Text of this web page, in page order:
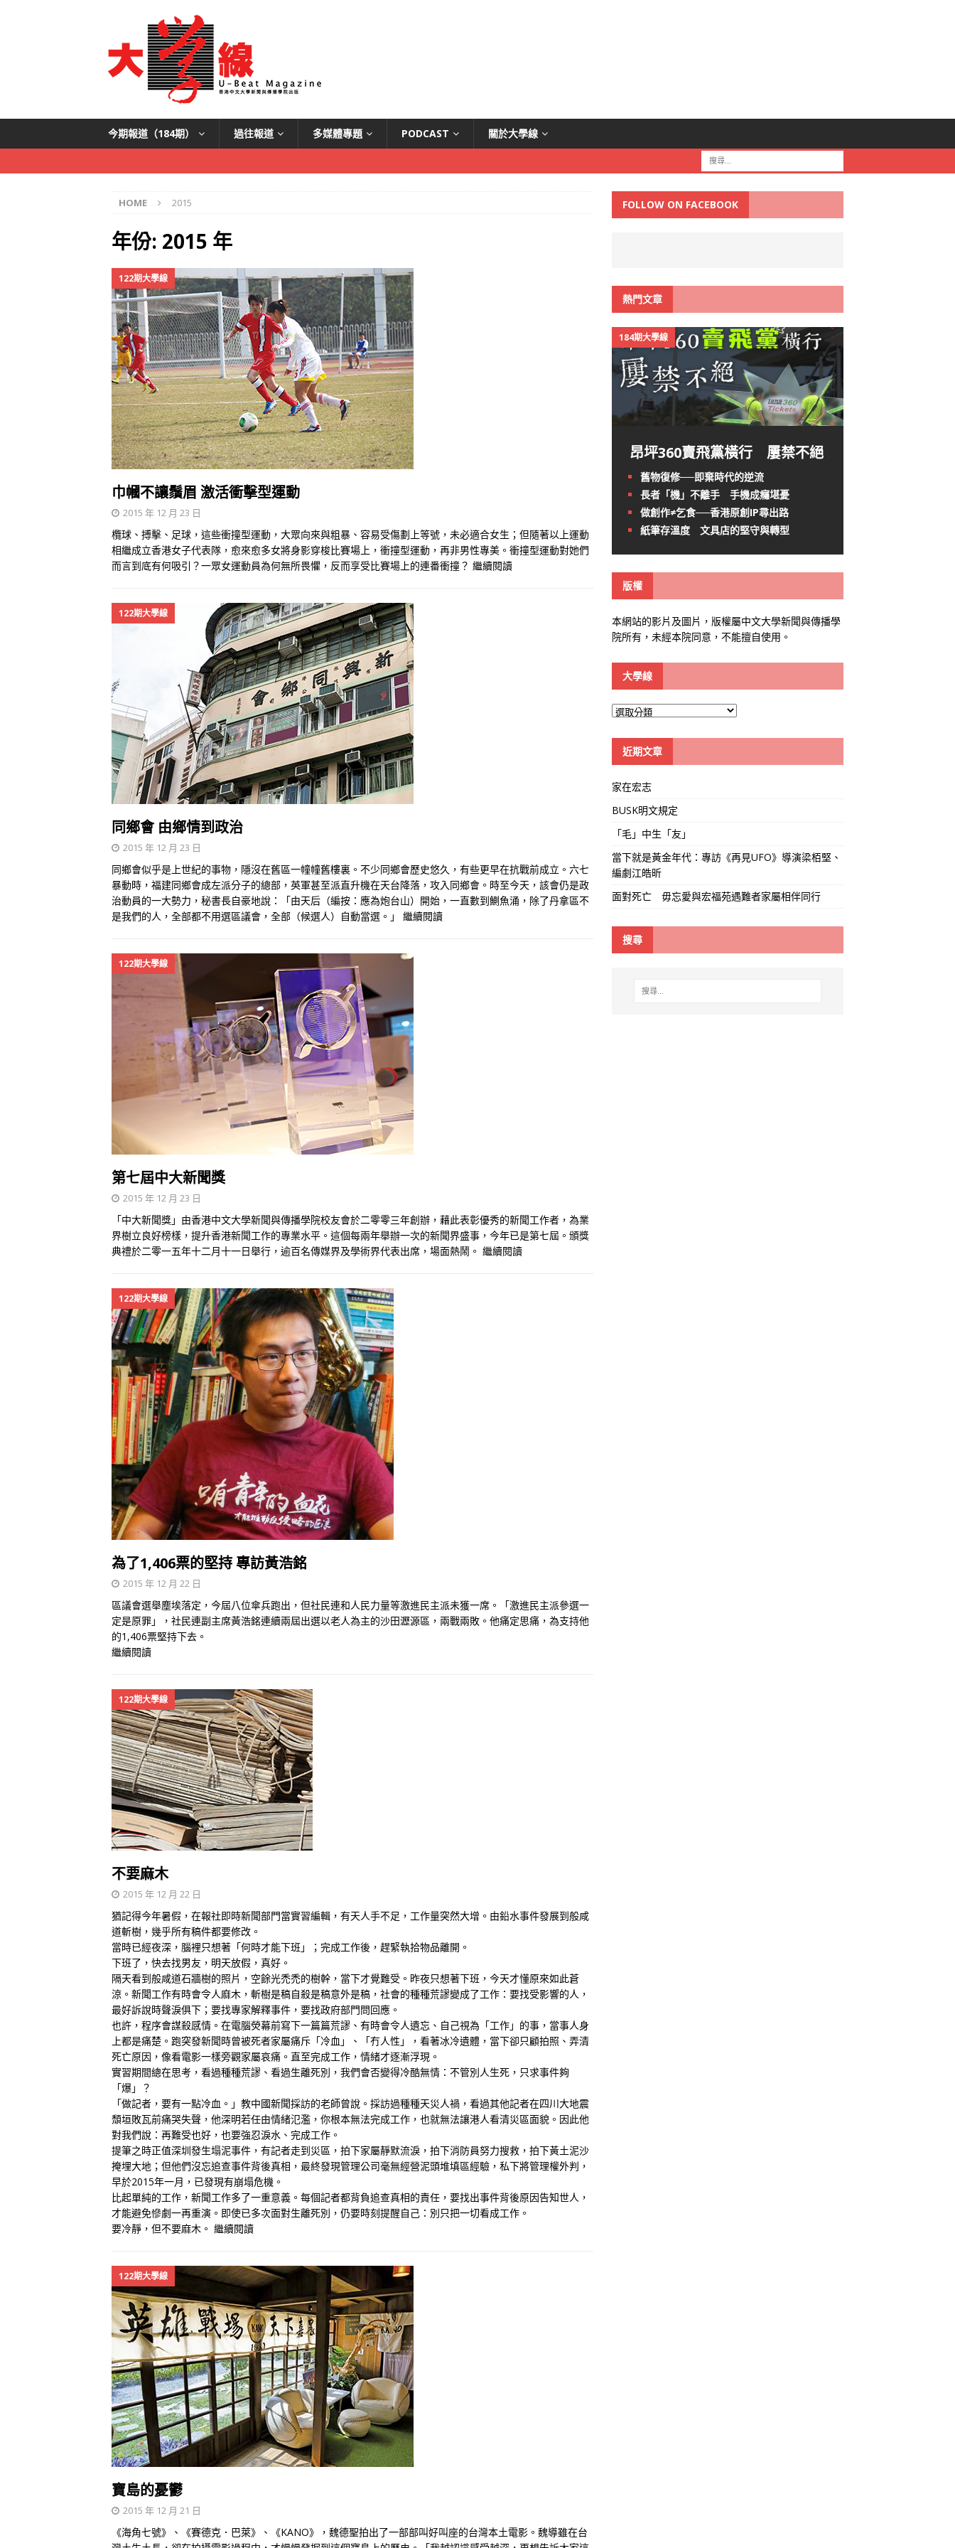
今期報道（184期） 過往報道 多媒體專題 PODCAST 關於大學線
HOME 2015
年份: 2015 年
122期大學線
巾幗不讓鬚眉 激活衝擊型運動
2015 年 12 月 23 日
欖球、搏擊、足球，這些衝撞型運動，大眾向來與粗暴、容易受傷劃上等號，未必適合女生；但隨著以上運動
相繼成立香港女子代表隊，愈來愈多女將身影穿梭比賽場上，衝撞型運動，再非男性專美。衝撞型運動對她們
而言到底有何吸引？一眾女運動員為何無所畏懼，反而享受比賽場上的連番衝撞？ 繼續閱讀
122期大學線
同鄉會 由鄉情到政治
2015 年 12 月 23 日
同鄉會似乎是上世紀的事物，隱沒在舊區一幢幢舊樓裏。不少同鄉會歷史悠久，有些更早在抗戰前成立。六七
暴動時，福建同鄉會成左派分子的總部，英軍甚至派直升機在天台降落，攻入同鄉會。時至今天，該會仍是政
治動員的一大勢力，秘書長自豪地說：「由天后（編按：應為炮台山）開始，一直數到鰂魚涌，除了丹拿區不
是我們的人，全部都不用選區議會，全部（候選人）自動當選。」 繼續閱讀
122期大學線
第七屆中大新聞獎
2015 年 12 月 23 日
「中大新聞獎」由香港中文大學新聞與傳播學院校友會於二零零三年創辦，藉此表彰優秀的新聞工作者，為業
界樹立良好榜樣，提升香港新聞工作的專業水平。這個每兩年舉辦一次的新聞界盛事，今年已是第七屆。頒獎
典禮於二零一五年十二月十一日舉行，逾百名傳媒界及學術界代表出席，場面熱鬧。 繼續閱讀
122期大學線
為了1,406票的堅持 專訪黃浩銘
2015 年 12 月 22 日
區議會選舉塵埃落定，今屆八位傘兵跑出，但社民連和人民力量等激進民主派未獲一席。「激進民主派參選一
定是原罪」，社民連副主席黃浩銘連續兩屆出選以老人為主的沙田瀝源區，兩戰兩敗。他痛定思痛，為支持他
的1,406票堅持下去。
繼續閱讀
122期大學線
不要麻木
2015 年 12 月 22 日
猶記得今年暑假，在報社即時新聞部門當實習編輯，有天人手不足，工作量突然大增。由鉛水事件發展到般咸
道斬樹，幾乎所有稿件都要修改。
當時已經夜深，腦裡只想著「何時才能下班」；完成工作後，趕緊執拾物品離開。
下班了，快去找男友，明天放假，真好。
隔天看到般咸道石牆樹的照片，空餘光禿禿的樹幹，當下才覺難受。昨夜只想著下班，今天才懂原來如此蒼
涼。新聞工作有時會令人麻木，斬樹是稿自殺是稿意外是稿，社會的種種荒謬變成了工作：要找受影響的人，
最好訴說時聲淚俱下；要找專家解釋事件，要找政府部門問回應。
也許，程序會謀殺感情。在電腦熒幕前寫下一篇篇荒謬、有時會令人遺忘、自己視為「工作」的事，當事人身
上都是痛楚。跑突發新聞時曾被死者家屬痛斥「冷血」、「冇人性」，看著冰冷遺體，當下卻只顧拍照、弄清
死亡原因，像看電影一樣旁觀家屬哀痛。直至完成工作，情緒才逐漸浮現。
實習期間總在思考，看過種種荒謬、看過生離死別，我們會否變得冷酷無情：不管別人生死，只求事件夠
「爆」？
「做記者，要有一點冷血。」教中國新聞採訪的老師曾說。採訪過種種天災人禍，看過其他記者在四川大地震
頹垣敗瓦前痛哭失聲，他深明若任由情緒氾濫，你根本無法完成工作，也就無法讓港人看清災區面貌。因此他
對我們說：再難受也好，也要強忍淚水、完成工作。
提筆之時正值深圳發生塌泥事件，有記者走到災區，拍下家屬靜默流淚，拍下消防員努力搜救，拍下黃土泥沙
掩埋大地；但他們沒忘追查事件背後真相，最終發現管理公司毫無經營泥頭堆填區經驗，私下將管理權外判，
早於2015年一月，已發現有崩塌危機。
比起單純的工作，新聞工作多了一重意義。每個記者都背負追查真相的責任，要找出事件背後原因告知世人，
才能避免慘劇一再重演。即使已多次面對生離死別，仍要時刻提醒自己：別只把一切看成工作。
要冷靜，但不要麻木。 繼續閱讀
122期大學線
寶島的憂鬱
2015 年 12 月 21 日
《海角七號》、《賽德克．巴萊》、《KANO》，魏德聖拍出了一部部叫好叫座的台灣本土電影。魏導雖在台
FOLLOW ON FACEBOOK
熱門文章
184期大學線
昂坪360賣飛黨橫行 屢禁不絕
舊物復修──即棄時代的逆流
長者「機」不離手 手機成癮堪憂
做創作≠乞食──香港原創IP尋出路
紙筆存溫度 文具店的堅守與轉型
版權
本網站的影片及圖片，版權屬中文大學新聞與傳播學
院所有，未經本院同意，不能擅自使用。
大學線
大
線
近期文章
家在宏志
BUSK明文規定
「毛」中生「友」
當下就是黃金年代：專訪《再見UFO》導演梁栢堅、
編劇江皓昕
面對死亡 毋忘愛與宏福苑遇難者家屬相伴同行
搜尋